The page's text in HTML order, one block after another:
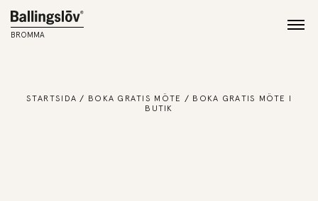
BROMMA
STARTSIDA BOKA GRATIS MÖTE
BOKA GRATIS MÖTE I
BUTIK